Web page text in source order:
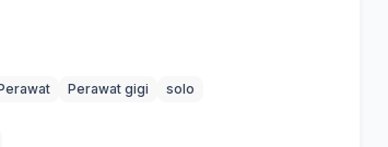
Perawat gigi solo